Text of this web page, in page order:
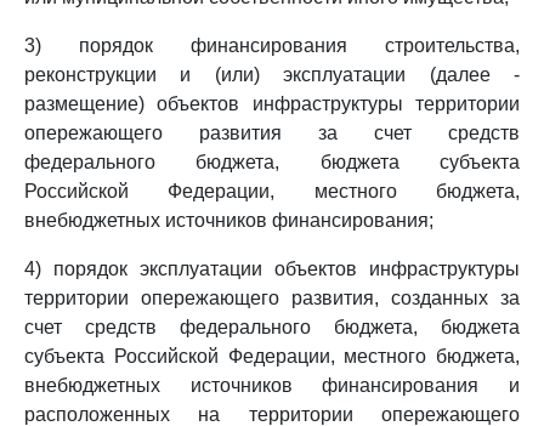
3) порядок финансирования строительства,
реконструкции и (или) эксплуатации (далее -
размещение) объектов инфраструктуры территории
опережающего развития за счет средств
федерального бюджета, бюджета субъекта
Российской Федерации, местного бюджета,
внебюджетных источников финансирования;
4) порядок эксплуатации объектов инфраструктуры
территории опережающего развития, созданных за
счет средств федерального бюджета, бюджета
субъекта Российской Федерации, местного бюджета,
внебюджетных источников финансирования и
расположенных на территории опережающего